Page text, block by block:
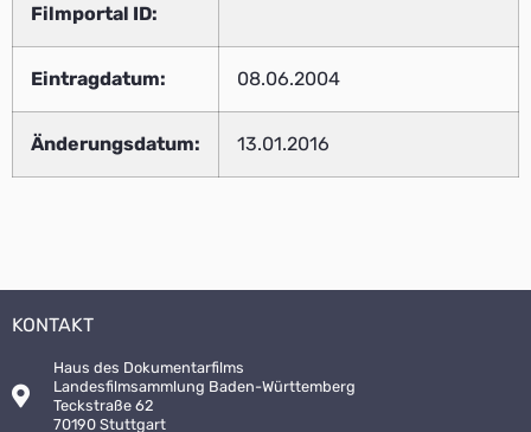
Filmportal ID:
Eintragdatum: 08.06.2004
Änderungsdatum: 13.01.2016
KONTAKT
Haus des Dokumentarfilms
Landesfilmsammlung Baden-Württemberg
Teckstraße 62
70190 Stuttgart